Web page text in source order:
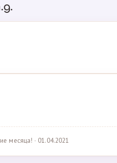
месяца! · 01.04.2021